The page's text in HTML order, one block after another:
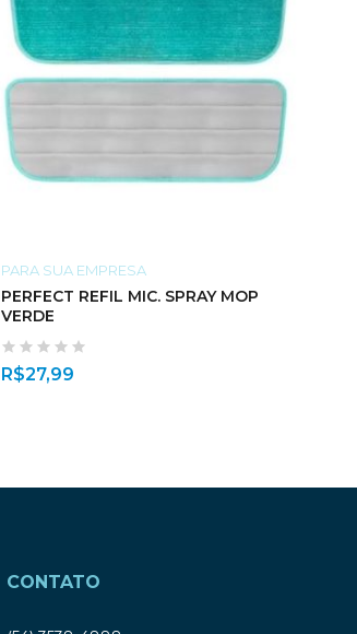
PARA SUA EMPRESA
PERFECT REFIL MIC. SPRAY MOP
VERDE
R$27,99
CONTATO